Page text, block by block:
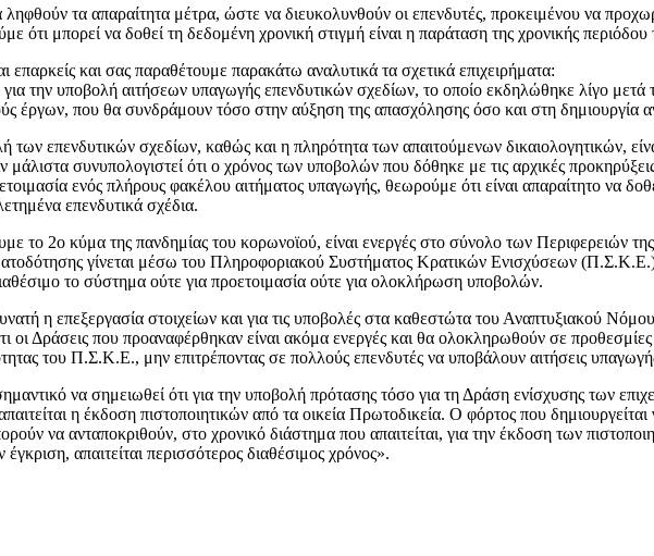
τα απαραίτητα μέτρα, ώστε να διευκολυνθούν οι επενδυτές, προκειμένου να
ότι μπορεί να δοθεί τη δεδομένη χρονική στιγμή είναι η παράταση της χρονικής
επαρκείς και σας παραθέτουμε παρακάτω αναλυτικά τα σχετικά επιχειρήματα:
την υποβολή αιτήσεων υπαγωγής επενδυτικών σχεδίων, το οποίο εκδηλώθηκε λίγο
έργων, που θα συνδράμουν τόσο στην αύξηση της απασχόλησης όσο και στη δημιουργία
των επενδυτικών σχεδίων, καθώς και η πληρότητα των απαιτούμενων δικαιολογητικών,
συνυπολογιστεί ότι ο χρόνος των υποβολών που δόθηκε με τις αρχικές
ενός πλήρους φακέλου αιτήματος υπαγωγής, θεωρούμε ότι είναι απαραίτητο να
επενδυτικά σχέδια.
το 2ο κύμα της πανδημίας του κορωνοϊού, είναι ενεργές στο σύνολο των Περιφερειών
γίνεται μέσω του Πληροφοριακού Συστήματος Κρατικών Ενισχύσεων
το σύστημα ούτε για προετοιμασία ούτε για ολοκλήρωση υποβολών.
η επεξεργασία στοιχείων και για τις υποβολές στα καθεστώτα του Αναπτυξιακού
Δράσεις που προαναφέρθηκαν είναι ακόμα ενεργές και θα ολοκληρωθούν σε
του Π.Σ.Κ.Ε., μην επιτρέποντας σε πολλούς επενδυτές να υποβάλουν αιτήσεις
να σημειωθεί ότι για την υποβολή πρότασης τόσο για τη Δράση ενίσχυσης των
η έκδοση πιστοποιητικών από τα οικεία Πρωτοδικεία. Ο φόρτος που
να ανταποκριθούν, στο χρονικό διάστημα που απαιτείται, για την έκδοση των
απαιτείται περισσότερος διαθέσιμος χρόνος».